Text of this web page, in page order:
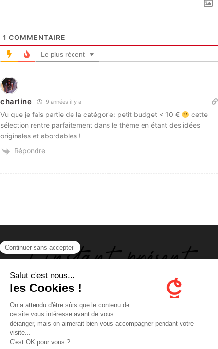
1 COMMENTAIRE
Le plus récent
charline 9 années il y a
Vu que je fais partie de la catégorie: petit budget < 10 €
cette
sélection rentre parfaitement dans le thème en étant des idées
originales et abordables !
Répondre
ABOUT US